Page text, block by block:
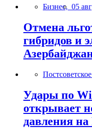
Бизнес, 05
Отмена
гибридов и
Удары по
открывает
давления